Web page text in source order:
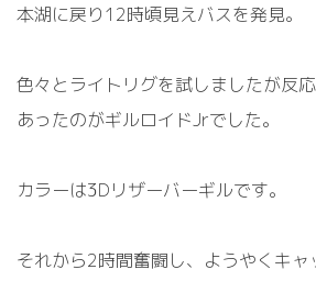
本湖に戻り12時頃見えバスを発見。
色々とライトリグを試しましたが反
あったのがギルロイドJrでした。
カラーは3Dリザーバーギルです。
それから2時間奮闘し、ようやくキャ